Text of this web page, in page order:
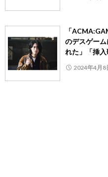
「
のデスゲー
れた」「挿
2024年4月8